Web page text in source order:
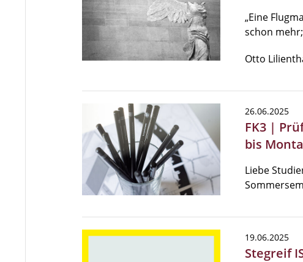
„Eine
schon
Otto
26.06.2025
FK3 |
bis
Liebe
19.06.2025
Stegreif